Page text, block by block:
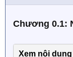
n
:Chương 0.1:
Xem nội dung